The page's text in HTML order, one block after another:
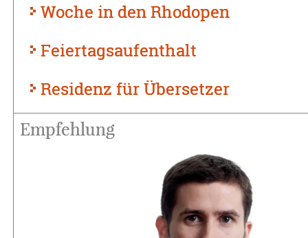
Woche in den Rhodopen
Feiertagsaufenthalt
Residenz für Übersetzer
Empfehlung